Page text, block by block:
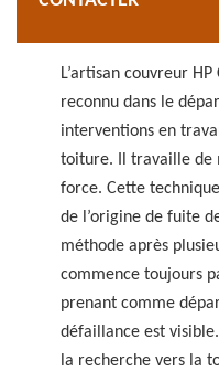
L’artisan couvreur
reconnu dans le
interventions en
toiture. Il travaille de
force. Cette
de l’origine de fuite
méthode après
commence toujours
prenant comme
défaillance est
la recherche vers la